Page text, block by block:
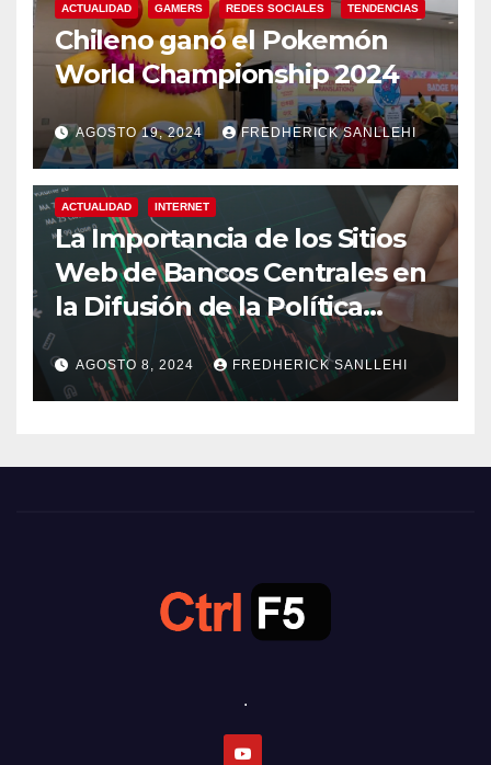
ACTUALIDAD GAMERS REDES SOCIALES TENDENCIAS
Chileno ganó el Pokemón
World Championship 2024
AGOSTO 19, 2024 FREDHERICK SANLLEHI
ACTUALIDAD INTERNET
La Importancia de los Sitios
Web de Bancos Centrales en
la Difusión de la Política
Monetaria
AGOSTO 8, 2024 FREDHERICK SANLLEHI
.